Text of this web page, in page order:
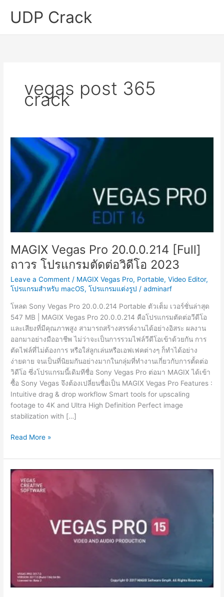
UDP Crack
vegas post 365
crack
MAGIX Vegas Pro 20.0.0.214 [Full]
ถาวร โปรแกรมตัดต่อวิดีโอ 2023
Leave a Comment / MAGIX Vegas Pro, Portable,Video Editor,
โปรแกรมสำหรับ macOS,โปรแกรมแต่งรูป /adminarf
โหลด Sony Vegas Pro 20.0.0.214 Portable ตัวเต็ม เวอร์ชั่นล่าสุด
547 MB | MAGIX Vegas Pro 20.0.0.214 คือโปรแกรมตัดต่อวีดีโอ
และเสียงที่มีคุณภาพสูง สามารถสร้างสรรค์งานได้อย่างอิสระ ผลงาน
ออกมาอย่างมืออาชีพ ไม่ว่าจะเป็นการรวมไฟล์วีดีโอเข้าด้วยกัน การ
ตัดไฟล์ที่ไม่ต้องการ หรือใส่ลูกเล่นหรือเอฟเฟคต่างๆ ก็ทำได้อย่าง
ง่ายดาย จนเป็นที่นิยมกันอย่างมากในกลุ่มที่ทำงานเกี่ยวกับการตั้ดต่อ
วิดีโอ ซึ่งโปรแกรมนี้เดิมทีชื่อ Sony Vegas Pro ต่อมา MAGIX ได้เข้า
ซื้อ Sony Vegas จึงต้องเปลี่ยนชื่อเป็น MAGIX Vegas Pro Features :
Intuitive drag & drop workflow Smart tools for upscaling
footage to 4K and Ultra High Definition Perfect image
stabilization with […]
MAGIX
Pro
20.0.0.214
[Full]
ถาวร
Read More »